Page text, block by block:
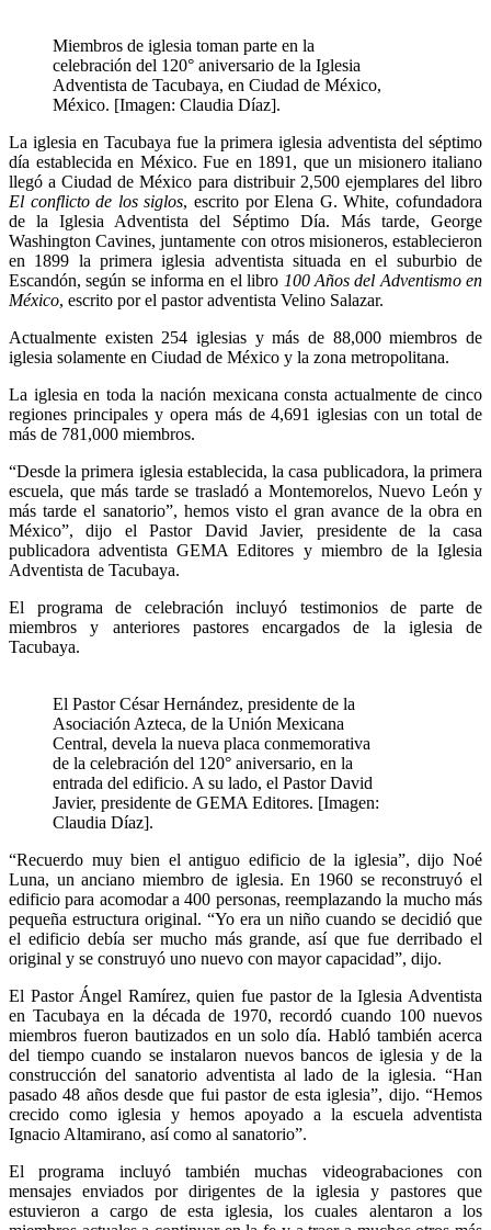
Miembros de iglesia toman parte en la
celebración del 120° aniversario de la Iglesia
Adventista de Tacubaya, en Ciudad de México,
México. [Imagen: Claudia Díaz].
La iglesia en Tacubaya fue la primera iglesia adventista del séptimo
día establecida en México. Fue en 1891, que un misionero italiano
llegó a Ciudad de México para distribuir 2,500 ejemplares del libro
El conflicto de los siglos, escrito por Elena G. White, cofundadora
de la Iglesia Adventista del Séptimo Día. Más tarde, George
Washington Cavines, juntamente con otros misioneros, establecieron
en 1899 la primera iglesia adventista situada en el suburbio de
Escandón, según se informa en el libro 100 Años del Adventismo en
México, escrito por el pastor adventista Velino Salazar.
Actualmente existen 254 iglesias y más de 88,000 miembros de
iglesia solamente en Ciudad de México y la zona metropolitana.
La iglesia en toda la nación mexicana consta actualmente de cinco
regiones principales y opera más de 4,691 iglesias con un total de
más de 781,000 miembros.
“Desde la primera iglesia establecida, la casa publicadora, la primera
escuela, que más tarde se trasladó a Montemorelos, Nuevo León y
más tarde el sanatorio”, hemos visto el gran avance de la obra en
México”, dijo el Pastor David Javier, presidente de la casa
publicadora adventista GEMA Editores y miembro de la Iglesia
Adventista de Tacubaya.
El programa de celebración incluyó testimonios de parte de
miembros y anteriores pastores encargados de la iglesia de
Tacubaya.
El Pastor César Hernández, presidente de la
Asociación Azteca, de la Unión Mexicana
Central, devela la nueva placa conmemorativa
de la celebración del 120° aniversario, en la
entrada del edificio. A su lado, el Pastor David
Javier, presidente de GEMA Editores. [Imagen:
Claudia Díaz].
“Recuerdo muy bien el antiguo edificio de la iglesia”, dijo Noé
Luna, un anciano miembro de iglesia. En 1960 se reconstruyó el
edificio para acomodar a 400 personas, reemplazando la mucho más
pequeña estructura original. “Yo era un niño cuando se decidió que
el edificio debía ser mucho más grande, así que fue derribado el
original y se construyó uno nuevo con mayor capacidad”, dijo.
El Pastor Ángel Ramírez, quien fue pastor de la Iglesia Adventista
en Tacubaya en la década de 1970, recordó cuando 100 nuevos
miembros fueron bautizados en un solo día. Habló también acerca
del tiempo cuando se instalaron nuevos bancos de iglesia y de la
construcción del sanatorio adventista al lado de la iglesia. “Han
pasado 48 años desde que fui pastor de esta iglesia”, dijo. “Hemos
crecido como iglesia y hemos apoyado a la escuela adventista
Ignacio Altamirano, así como al sanatorio”.
El programa incluyó también muchas videograbaciones con
mensajes enviados por dirigentes de la iglesia y pastores que
estuvieron a cargo de esta iglesia, los cuales alentaron a los